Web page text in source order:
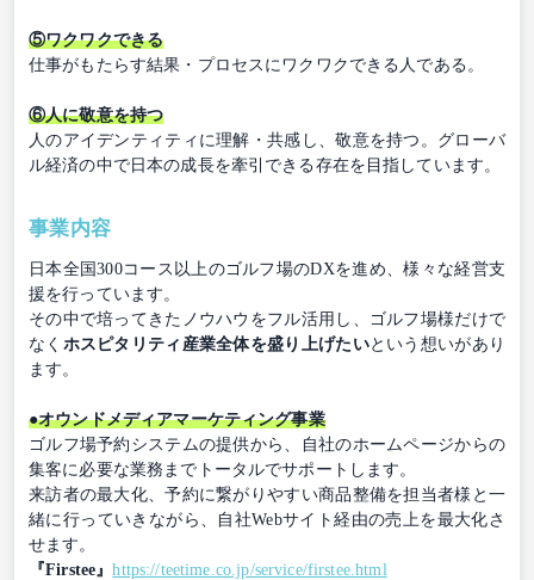
⑤ワクワクできる
仕事がもたらす結果・プロセスにワクワクできる人である。
⑥人に敬意を持つ
人のアイデンティティに理解・共感し、敬意を持つ。グローバ
ル経済の中で日本の成長を牽引できる存在を目指しています。
事業内容
日本全国300コース以上のゴルフ場のDXを進め、様々な経営支
援を行っています。
その中で培ってきたノウハウをフル活用し、ゴルフ場様だけで
なく ホスピタリティ産業全体を盛り上げたいという想いがあり
ます。
●オウンドメディアマーケティング事業
ゴルフ場予約システムの提供から、自社のホームページからの
集客に必要な業務までトータルでサポートします。
来訪者の最大化、予約に繋がりやすい商品整備を担当者様と一
緒に行っていきながら、自社Webサイト経由の売上を最大化さ
せます。
『Firstee』https://teetime.co.jp/service/firstee.html